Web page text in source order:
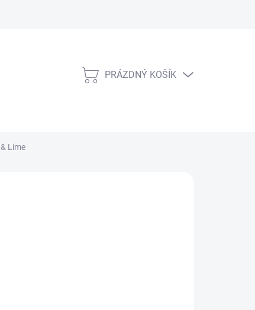
NÁKUPNÍ
PRÁZDNÝ KOŠÍK
Lime